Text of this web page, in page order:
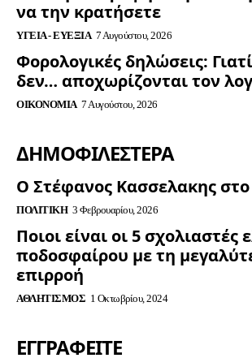
να την κρατήσετε
ΥΓΕΊΑ - ΕΥΕΞΊΑ 7 Αυγούστου, 2026
Φορολογικές δηλώσεις:
δεν… αποχωρίζονται τον
ΟΙΚΟΝΟΜΊΑ 7 Αυγούστου, 2026
ΔΗΜΟΦΙΛΈΣΤΕΡΑ
Ο Στέφανος Κασσελακης
ΠΟΛΙΤΙΚΉ 3 Φεβρουαρίου, 2026
Ποιοι είναι οι 5 σχολιαστές
ποδοσφαίρου με τη
επιρροή
ΑΘΛΗΤΙΣΜΌΣ 1 Οκτωβρίου, 2024
ΕΓΓΡΑΦΕΊΤΕ